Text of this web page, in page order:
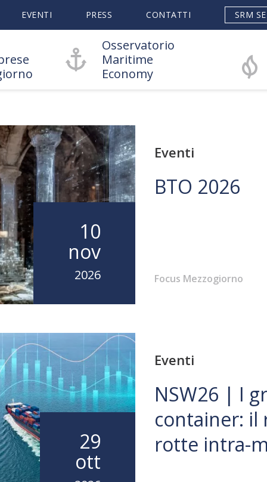
EVENTI PRESS CONTATTI SRM
Osservatorio
Maritime
Economy
10
nov
2026
Eventi
BTO 2026
Focus Mezzogiorno
29
ott
Eventi
NSW26 | I
container: il
rotte intra-